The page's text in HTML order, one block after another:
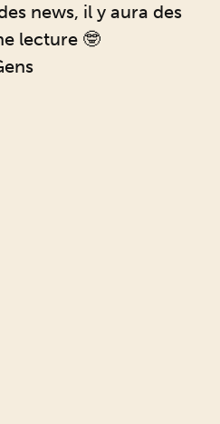
news, il y aura des
lecture 🤓